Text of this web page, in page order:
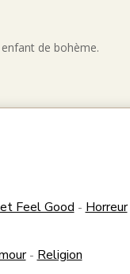
de bohème.
Feel Good - Horreur
- Religion